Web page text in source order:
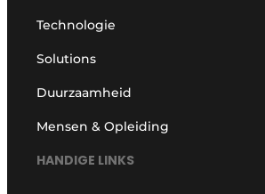
Technologie
Solutions
Duurzaamheid
Mensen & Opleiding
HANDIGE LINKS